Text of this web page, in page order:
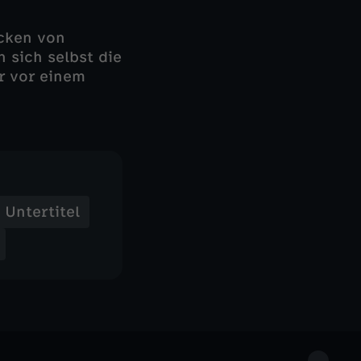
von
sich selbst die
vor einem
Untertitel